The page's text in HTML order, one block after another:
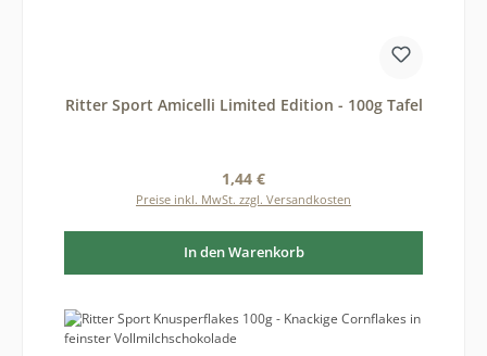
Ritter Sport Amicelli Limited Edition - 100g Tafel
Regulärer Preis:
1,44 €
Preise inkl. MwSt. zzgl. Versandkosten
In den Warenkorb